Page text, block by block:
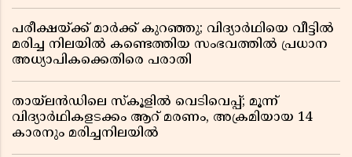
പരീക്ഷയ്ക്ക് മാർക്ക് കുറഞ്ഞു; വിദ്യാർഥിയെ വീട്ടിൽ
മരിച്ച നിലയിൽ കണ്ടെത്തിയ സംഭവത്തിൽ പ്രധാന
അധ്യാപികക്കെതിരെ പരാതി
തായ്‌ലൻഡിലെ സ്‌കൂളിൽ വെടിവെപ്പ്; മൂന്ന്
വിദ്യാർഥികളടക്കം ആറ് മരണം, അക്രമിയായ 14
കാരനും മരിച്ചനിലയിൽ